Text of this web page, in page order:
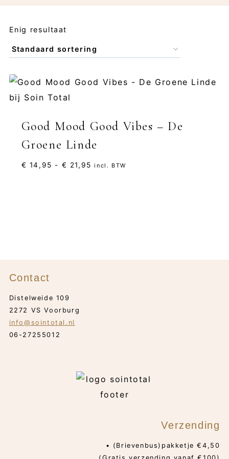
Enig resultaat
Good Mood Good Vibes – De
Groene Linde
€ 14,95 - € 21,95 Prijsklasse:
incl. BTW
Contact
Distelweide 109
2272 VS Voorburg
info@sointotal.nl
06-27255012
Verzending
• (Brievenbus)pakketje €4,50